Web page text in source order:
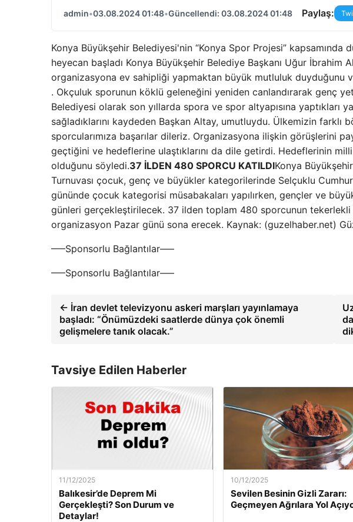
admin•03.08.2024 01:48•Güncellendi: 03.08.2024 01:48 Paylaş:
Konya Büyükşehir Belediyesi'nin “Konya Spor Projesi” kapsamında
heyecan başladı Konya Büyükşehir Belediye Başkanı Uğur İbrahim
organizasyona ev sahipliği yapmaktan büyük mutluluk duyduğunu
. Okçuluk sporunun köklü geleneğini yeniden canlandırarak genç
Belediyesi olarak son yıllarda spora ve spor altyapısına yaptıkları
sağladıklarını kaydeden Başkan Altay, umutluydu. Ülkemizin farklı
sporcularımıza başarılar dileriz. Organizasyona ilişkin görüşlerini
geçtiğini ve hedeflerine ulaştıklarını da dile getirdi. Hedeflerinin
olduğunu söyledi.37 İLDEN 480 SPORCU KATILDIKonya
Turnuvası çocuk, genç ve büyükler kategorilerinde Selçuklu
gününde çocuk kategorisi müsabakaları yapılırken, gençler ve
günleri gerçekleştirilecek. 37 ilden toplam 480 sporcunun tekerlekli
organizasyon Pazar günü sona erecek. Kaynak: (guzelhaber.net)
—–Sponsorlu Bağlantılar—–
—–Sponsorlu Bağlantılar—–
← İran devlet televizyonu askeri marşları yayınlamaya
başladı: “Önümüzdeki saatlerde dünya çok önemli
gelişmelere tanık olacak.”
Tavsiye Edilen Haberler
11/12/2025
Balıkesir’de Deprem Mi
Gerçekleşti? Son Durum ve
Detaylar!
10/12/2025
Sevilen Besinin Gizli Zararı:
Geçmeyen Ağrılara Yol